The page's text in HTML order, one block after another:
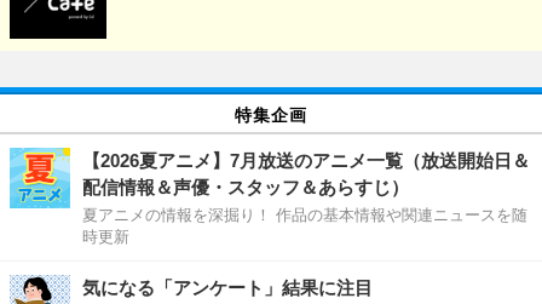
特集企画
【2026夏アニメ】7月放送のアニメ一覧（放送開始日＆
配信情報＆声優・スタッフ＆あらすじ）
夏アニメの情報を深掘り！ 作品の基本情報や関連ニュースを随
時更新
気になる「アンケート」結果に注目